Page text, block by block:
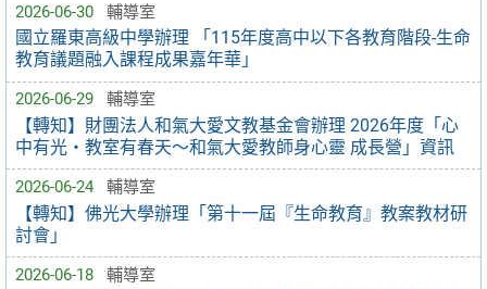
2026-06-30 輔導室
國立羅東高級中學辦理 「115年度高中以下各教育階段-生命
教育議題融入課程成果嘉年華」
2026-06-29 輔導室
【轉知】財團法人和氣大愛文教基金會辦理 2026年度「心
中有光・教室有春天～和氣大愛教師身心靈 成長營」資訊
2026-06-24 輔導室
【轉知】佛光大學辦理「第十一屆『生命教育』教案教材研
討會」
2026-06-18 輔導室